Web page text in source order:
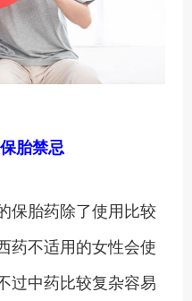
胎禁忌
保胎药除了使用比较
药不适用的女性会使
过中药比较复杂容易